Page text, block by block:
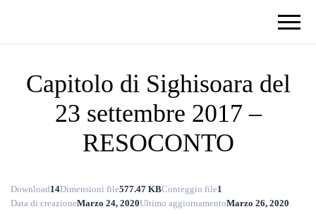
Capitolo di Sighisoara del
23 settembre 2017 –
RESOCONTO
Download14Dimensioni file577.47 KBConteggio file1
Data di creazioneMarzo 24, 2020Ultimo aggiornamentoMarzo 26, 2020